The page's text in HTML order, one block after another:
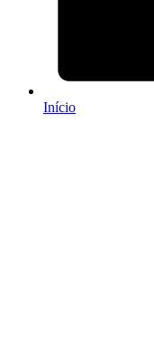
Início